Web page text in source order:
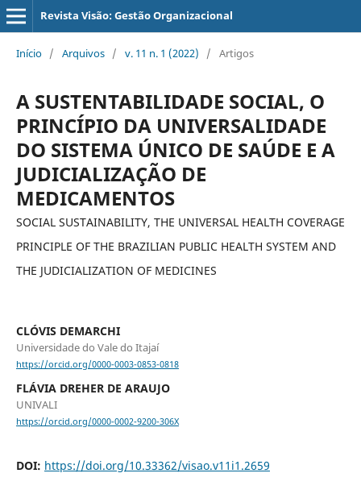
Revista Visão: Gestão Organizacional
Início / Arquivos / v. 11 n. 1 (2022) / Artigos
A SUSTENTABILIDADE SOCIAL, O
PRINCÍPIO DA UNIVERSALIDADE
DO SISTEMA ÚNICO DE SAÚDE E A
JUDICIALIZAÇÃO DE
MEDICAMENTOS
SOCIAL SUSTAINABILITY, THE UNIVERSAL HEALTH COVERAGE
PRINCIPLE OF THE BRAZILIAN PUBLIC HEALTH SYSTEM AND
THE JUDICIALIZATION OF MEDICINES
CLÓVIS DEMARCHI
Universidade do Vale do Itajaí
https://orcid.org/0000-0003-0853-0818
FLÁVIA DREHER DE ARAUJO
UNIVALI
https://orcid.org/0000-0002-9200-306X
DOI: https://doi.org/10.33362/visao.v11i1.2659